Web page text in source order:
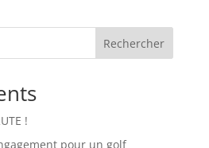
Rechercher
!
pour un golf